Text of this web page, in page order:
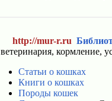
http://mur-r.ru
ветеринария, кормление,
Статьи о кошках
Книги о кошках
Породы кошек